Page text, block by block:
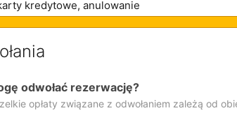
odwołać rezerwację?
opłaty związane z odwołaniem zależą od